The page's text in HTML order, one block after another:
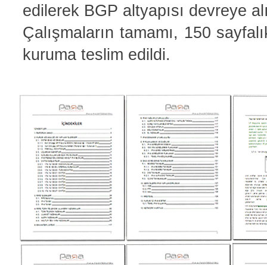
edilerek BGP altyapısı devreye
Çalışmaların tamamı, 150
kuruma teslim edildi.